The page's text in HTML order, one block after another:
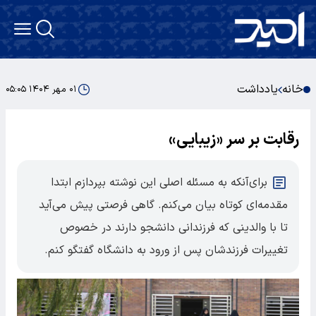
خانه یادداشت ۰۱ مهر ۱۴۰۴ ۰۵:۰۵
رقابت بر سر «زیبایی»
برای‌آنکه به مسئله اصلی این نوشته بپردازم ابتدا
مقدمه‌ای کوتاه بیان می‌کنم. گاهی فرصتی پیش می‌آید
تا با والدینی که فرزندانی دانشجو دارند در خصوص
تغییرات فرزندشان پس از ورود به دانشگاه گفتگو کنم.